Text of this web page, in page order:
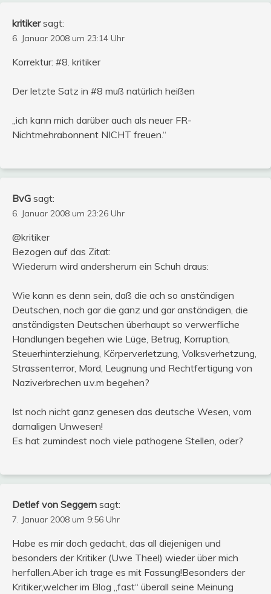
kritiker sagt:
6. Januar 2008 um 23:14 Uhr
Korrektur: #8. kritiker
Der letzte Satz in #8 muß natürlich heißen
„ich kann mich darüber auch als neuer FR-
Nichtmehrabonnent NICHT freuen.“
BvG sagt:
6. Januar 2008 um 23:26 Uhr
@kritiker
Bezogen auf das Zitat:
Wiederum wird andersherum ein Schuh draus:
Wie kann es denn sein, daß die ach so anständigen
Deutschen, noch gar die ganz und gar anständigen, die
anständigsten Deutschen überhaupt so verwerfliche
Handlungen begehen wie Lüge, Betrug, Korruption,
Steuerhinterziehung, Körperverletzung, Volksverhetzung,
Strassenterror, Mord, Leugnung und Rechtfertigung von
Naziverbrechen u.v.m begehen?
Ist noch nicht ganz genesen das deutsche Wesen, vom
damaligen Unwesen!
Es hat zumindest noch viele pathogene Stellen, oder?
Detlef von Seggern sagt:
7. Januar 2008 um 9:56 Uhr
Habe es mir doch gedacht, das all diejenigen und
besonders der Kritiker (Uwe Theel) wieder über mich
herfallen.Aber ich trage es mit Fassung!Besonders der
Kritiker,welcher im Blog „fast“ überall seine Meinung